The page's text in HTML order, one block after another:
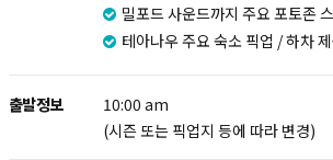
밀포드 사운드까지 주요 포토존
테아나우 주요 숙소 픽업 / 하차
출발정보
10:00 am
(시즌 또는 픽업지 등에 따라 변경)